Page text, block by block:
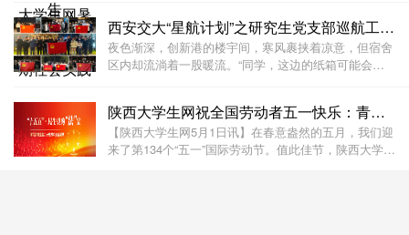
位同学来陕西大学生网进行投稿。具体投稿细则请查看
西安交大“星航计划”之研究生党支部巡航工作纪实
夜色渐深，创新港的楼宇间，寒风裹挟着凉意，但宿舍
区内却流淌着一股暖流。“同学，这边的纸箱可能会挡
孤光，而是整个创新港学生社区研究生党支部常态陕西大学生网祝全国劳动者五一快乐：青春致敬劳动美
【陕西大学生网5月1日讯】在春意盎然的五月，我们迎
来了第134个“五一”国际劳动节。值此佳节，陕西大学生